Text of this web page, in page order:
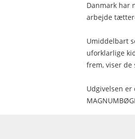
Danmark har
arbejde
Umiddelbart
uforklarlige
frem, viser de
Udgivelsen